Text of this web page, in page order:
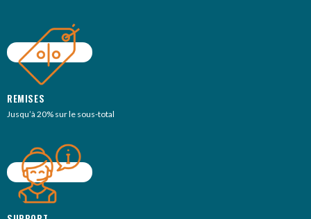
REMISES
Jusqu’à 20% sur le sous-total